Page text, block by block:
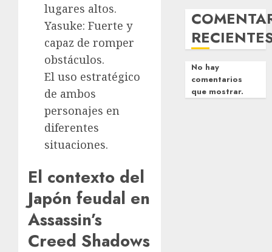
lugares altos.
Yasuke: Fuerte y
capaz de romper
obstáculos.
El uso estratégico
de ambos
personajes en
diferentes
situaciones.
El contexto del
Japón feudal en
Assassin’s
Creed Shadows
No hay
comentarios
que mostrar.